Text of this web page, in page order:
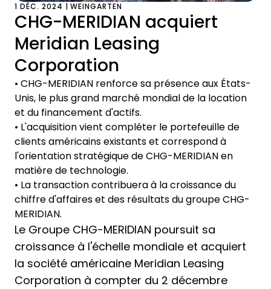
1 DÉC. 2024 | WEINGARTEN
CHG-MERIDIAN acquiert
Meridian Leasing
Corporation
• CHG-MERIDIAN renforce sa présence aux États-
Unis, le plus grand marché mondial de la location
et du financement d'actifs.
• L'acquisition vient compléter le portefeuille de
clients américains existants et correspond à
l'orientation stratégique de CHG-MERIDIAN en
matière de technologie.
• La transaction contribuera à la croissance du
chiffre d'affaires et des résultats du groupe CHG-
MERIDIAN.
Le Groupe CHG-MERIDIAN poursuit sa
croissance à l'échelle mondiale et acquiert
la société américaine Meridian Leasing
Corporation à compter du 2 décembre